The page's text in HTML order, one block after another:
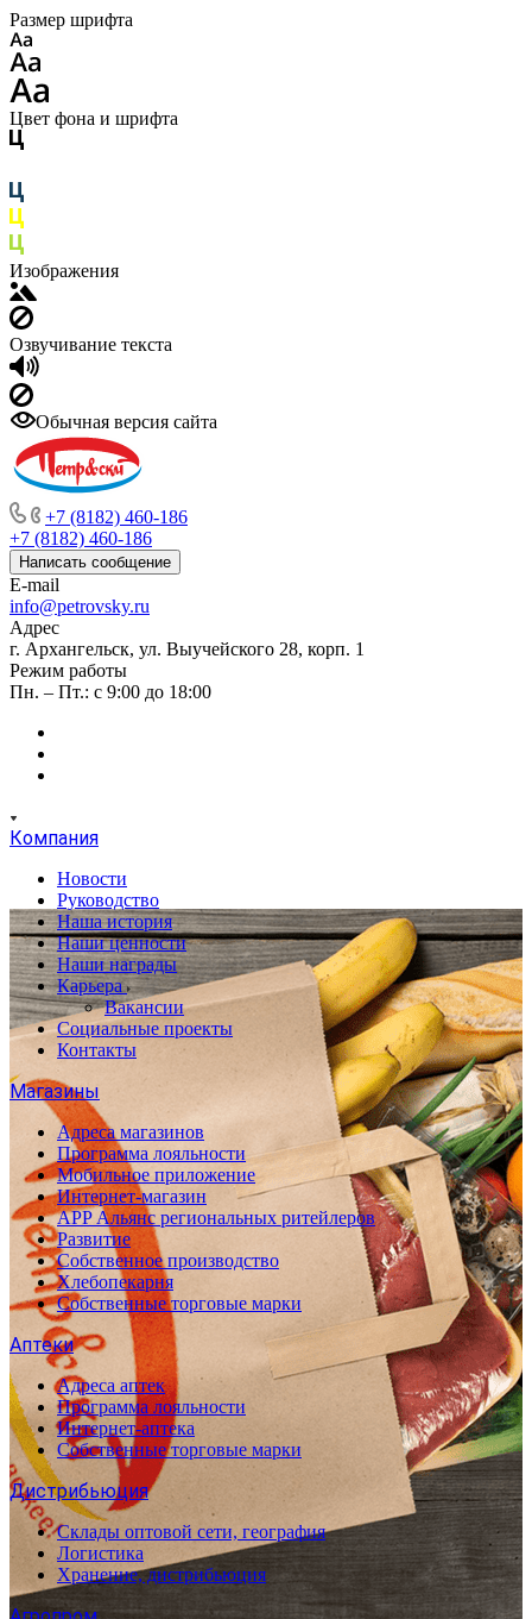
Размер шрифта
Цвет фона и шрифта
Изображения
Озвучивание текста
Обычная версия сайта
+7 (8182) 460-186
+7 (8182) 460-186
Написать сообщение
E-mail
info@petrovsky.ru
Адрес
г. Архангельск, ул. Выучейского 28, корп. 1
Режим работы
Пн. – Пт.: с 9:00 до 18:00
Компания
Новости
Руководство
Наша история
Наши ценности
Наши награды
Карьера
Вакансии
Социальные проекты
Контакты
Магазины
Адреса магазинов
Программа лояльности
Мобильное приложение
Интернет-магазин
APP Альянс региональных ритейлеров
Развитие
Собственное производство
Хлебопекарня
Собственные торговые марки
Аптеки
Адреса аптек
Программа лояльности
Интернет-аптека
Собственные торговые марки
Дистрибьюция
Склады оптовой сети, география
Логистика
Хранение, дистрибьюция